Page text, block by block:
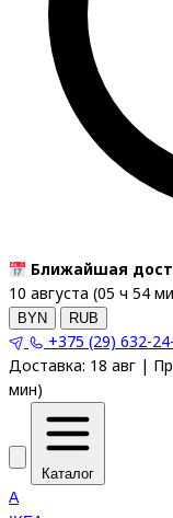
Ближайшая
10 августа (05 ч 54
BYN RUB
+375 (29) 632-
Доставка: 18 авг |
мин)
Каталог
A